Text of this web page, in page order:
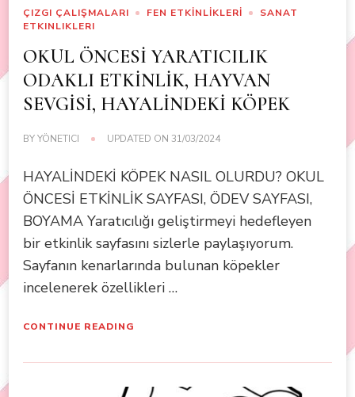
ÇIZGI ÇALIŞMALARI FEN ETKİNLİKLERİ
SANAT
ETKINLIKLERI
OKUL ÖNCESİ YARATICILIK
ODAKLI ETKİNLİK, HAYVAN
SEVGİSİ, HAYALİNDEKİ KÖPEK
BYYÖNETICI UPDATED ON 31/03/2024
HAYALİNDEKİ KÖPEK NASIL OLURDU? OKUL
ÖNCESİ ETKİNLİK SAYFASI, ÖDEV SAYFASI,
BOYAMA Yaratıcılığı geliştirmeyi hedefleyen
bir etkinlik sayfasını sizlerle paylaşıyorum.
Sayfanın kenarlarında bulunan köpekler
incelenerek özellikleri …
CONTINUE READING